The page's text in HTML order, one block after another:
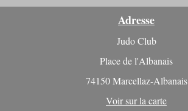
Adresse
Judo Club
Place de l'Albanais
74150 Marcellaz-Albanais
Voir sur la carte